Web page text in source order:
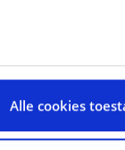
op
om functies voor
over uw
Alle cookies
Seats / Carplay / Gps /